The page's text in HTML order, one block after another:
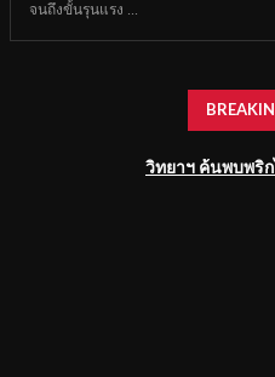
จนถึงขั้นรุนแรง ...
วิทยาฯ ค้นพบพริ